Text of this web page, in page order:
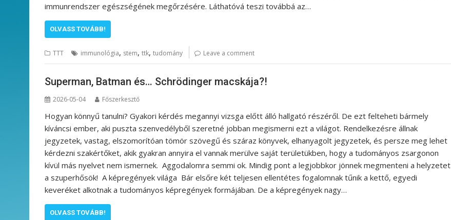
immunrendszer egészségének megőrzésére. Láthatóvá teszi továbbá az…
OLVASS TOVÁBB!
TTT immunológia, stem, ttk, tudomány Leave a comment
Superman, Batman és… Schrödinger macskája?!
2026-05-04 Főszerkesztő
Hogyan könnyű tanulni? Gyakori kérdés megannyi vizsga előtt álló hallgató részéről. De ezt felteheti bármely
kíváncsi ember, aki puszta szenvedélyből szeretné jobban megismerni ezt a világot. Rendelkezésre állnak
jegyzetek, vastag, elszomorítóan tömör szövegű és száraz könyvek, elhanyagolt jegyzetek, és persze meg lehet
kérdezni szakértőket, akik gyakran annyira el vannak merülve saját területükben, hogy a tudományos zsargonon
kívül más nyelvet nem ismernek. Aggodalomra semmi ok. Mindig pont a legjobbkor jönnek megmenteni a helyzetet
a szuperhősök! A képregények világa Bár elsőre két teljesen ellentétes fogalomnak tűnik a kettő, egyedi
keveréket alkotnak a tudományos képregények formájában. De a képregények nagy…
OLVASS TOVÁBB!